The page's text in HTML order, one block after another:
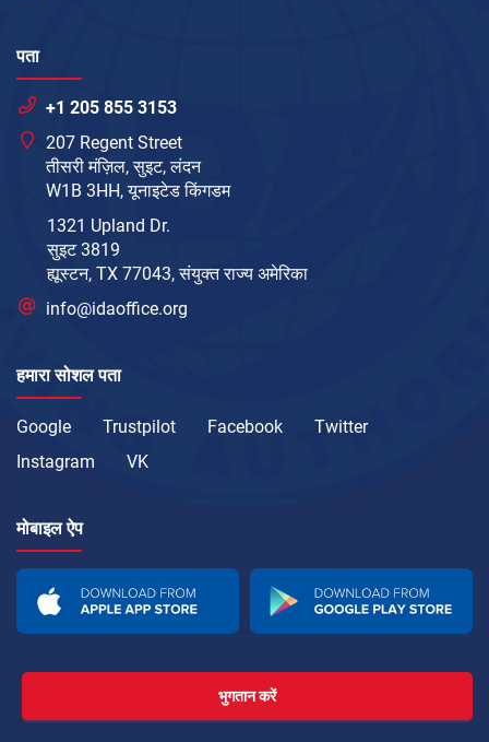
पता
+1 205 855 3153
207 Regent Street
तीसरी मंज़िल, सुइट, लंदन
W1B 3HH, यूनाइटेड किंगडम
1321 Upland Dr.
सुइट 3819
ह्यूस्टन, TX 77043, संयुक्त राज्य अमेरिका
info@idaoffice.org
हमारा सोशल पता
Google Trustpilot Facebook
Twitter
Instagram
VK
मोबाइल ऐप
भुगतान करें